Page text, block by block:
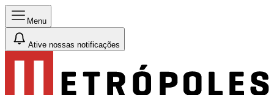
Menu
Ative nossas notificações